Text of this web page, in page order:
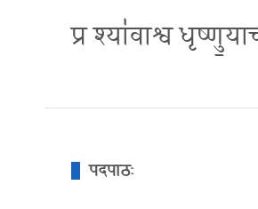
प्र श्या॑वाश्व
पदपाठः